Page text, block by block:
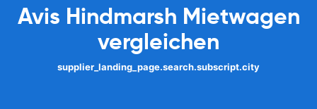
Avis Hindmarsh Mietwagen
vergleichen
supplier_landing_page.search.subscript.city